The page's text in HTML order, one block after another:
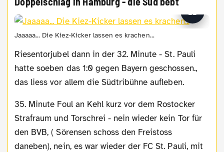
Jaaaaa... Die Kiez-Kicker lassen es krachen...
Riesentorjubel dann in der 32. Minute - St. Pauli
hatte soeben das 1:0 gegen Bayern geschossen.,
das liess vor allem die Südtribühne aufleben.
35. Minute Foul an Kehl kurz vor dem Rostocker
Strafraum und Torschrei - nein wieder kein Tor für
den BVB, ( Sörensen schoss den Freistoss
daneben), nein, es war wieder der FC St. Pauli, mit